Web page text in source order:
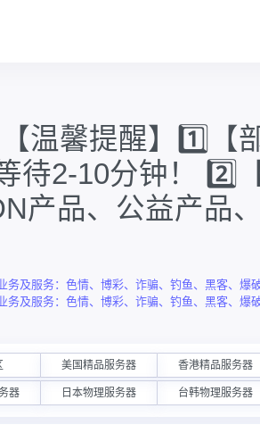
温馨提醒】1️⃣【
待2-10分钟！ 2️⃣
产品、公益产品
务及服务：色情、博彩、诈骗、钓鱼、黑客、爆
务及服务：色情、博彩、诈骗、钓鱼、黑客、爆
美国精品服务器 香港精品服务器
器 日本物理服务器 台韩物理服务器